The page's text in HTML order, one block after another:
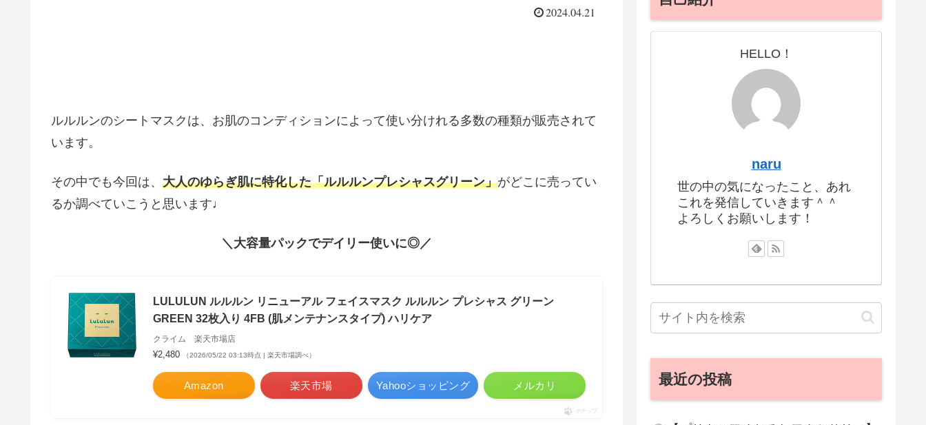
2024.04.21
ルルルンのシートマスクは、お肌のコンディションによって使い分けれる多数の種類が販売されて
います。
その中でも今回は、 大人のゆらぎ肌に特化した「ルルルンプレシャスグリーン」がどこに売ってい
るか調べていこうと思います♩
＼大容量パックでデイリー使いに◎／
LULULUN ルルルン リニューアル フェイスマスク ルルルン プレシャス グリーン
GREEN 32枚入り 4FB (肌メンテナンスタイプ) ハリケア
クライム 楽天市場店
¥2,480 （2026/05/22 03:13時点 | 楽天市場調べ）
Amazon 楽天市場 Yahooショッピング メルカリ
ポチップ
HELLO！
naru
世の中の気になったこと、あれ
これを発信していきます＾＾
よろしくお願いします！
最近の投稿